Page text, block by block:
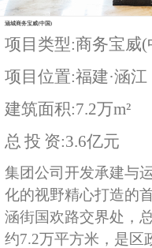
涵城商务宝威(中国)
项目类型:商务宝威(
项目位置:福建·涵江
建筑面积:7.2万m²
总 投 资:3.6亿元
集团公司开发承建与
化的视野精心打造的
涵街国欢路交界处，
约7.2万平方米，是区